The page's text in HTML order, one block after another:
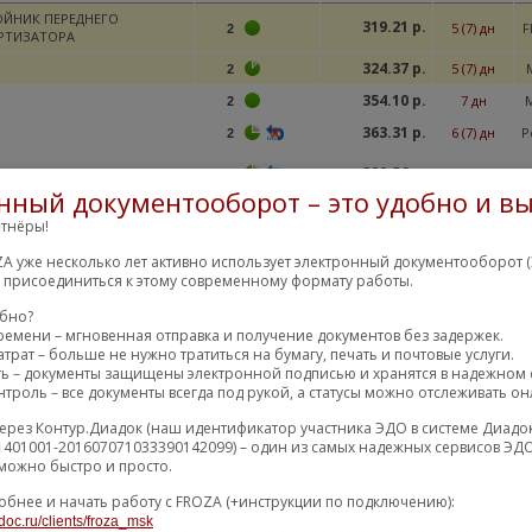
ПЕРЕДНЕГО
2 319.21 р. 5 (7) дн
2 324.37 р. 5 (7) дн
2 354.10 р. 7 дн
2 363.31 р. 6 (7) дн
2 380.36 р. 8 (9) дн
2 434.27 р. 6 (8) дн
498.39 р. 8 (9) дн
2 17050.18 р. 76 (77) дн
2 22633.23 р. 79 (80) дн
остальные
4
документооборот – это удобно и
уже несколько лет активно использует электронный документооборот
присоединиться к этому современному формату работы.
– мгновенная отправка и получение документов без задержек.
– больше не нужно тратиться на бумагу, печать и почтовые услуги.
– документы защищены электронной подписью и хранятся в надежном
– все документы всегда под рукой, а статусы можно отслеживать
Контур.Диадок (наш идентификатор участника ЭДО в системе
201607071033390142099) – один из самых надежных сервисов
быстро и просто.
и начать работу с FROZA (+инструкции по подключению):
clients/froza_msk